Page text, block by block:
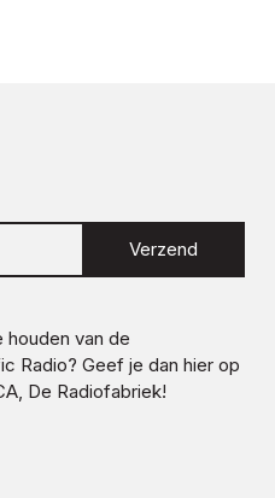
Verzend
van de
Radio? Geef je dan hier op
De Radiofabriek!